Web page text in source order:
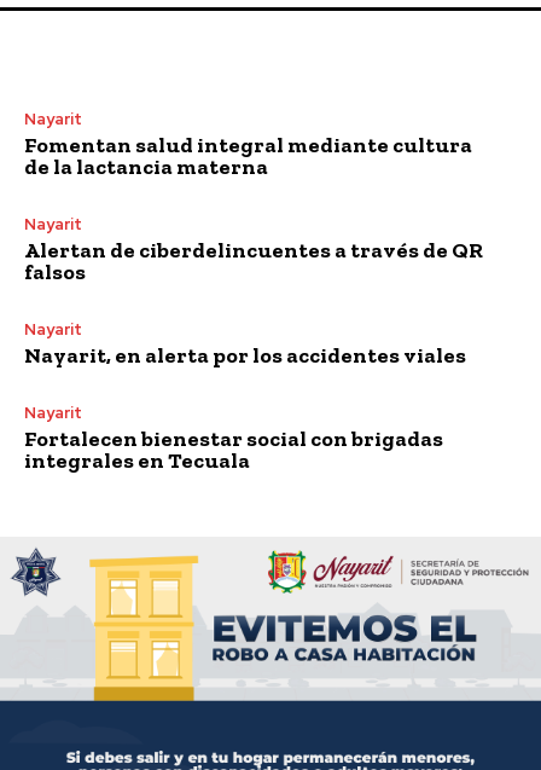
Nayarit
Fomentan salud integral mediante cultura
de la lactancia materna
Nayarit
Alertan de ciberdelincuentes a través de QR
falsos
Nayarit
Nayarit, en alerta por los accidentes viales
Nayarit
Fortalecen bienestar social con brigadas
integrales en Tecuala